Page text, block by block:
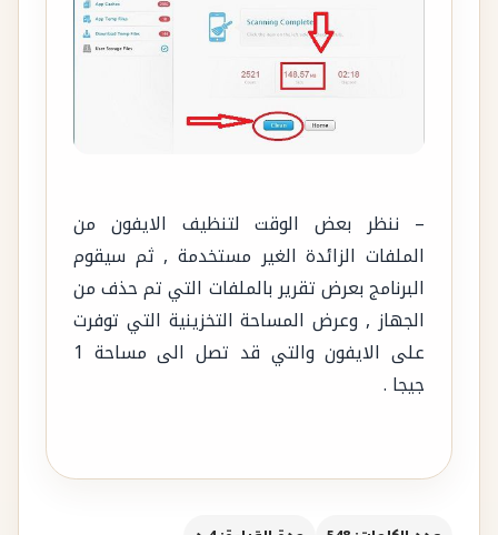
– ننظر بعض الوقت لتنظيف الايفون من
الملفات الزائدة الغير مستخدمة , ثم سيقوم
البرنامج بعرض تقرير بالملفات التي تم حذف من
الجهاز , وعرض المساحة التخزينية التي توفرت
على الايفون والتي قد تصل الى مساحة 1
جيجا .